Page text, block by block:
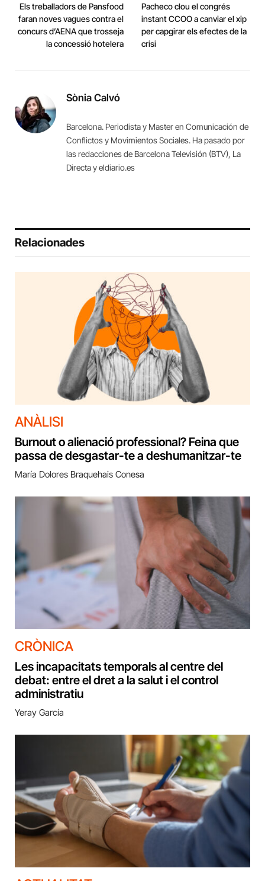
Els treballadors de Pansfood
faran noves vagues contra el
concurs d’AENA que trosseja
la concessió hotelera
Pacheco clou el congrés
instant CCOO a canviar el xip
per capgirar els efectes de la
crisi
Sònia Calvó
Barcelona. Periodista y Master en Comunicación de
Conflictos y Movimientos Sociales. Ha pasado por
las redacciones de Barcelona Televisión (BTV), La
Directa y eldiario.es
Relacionades
ANÀLISI
Burnout o alienació professional? Feina que
passa de desgastar-te a deshumanitzar-te
María Dolores Braquehais Conesa
CRÒNICA
Les incapacitats temporals al centre del
debat: entre el dret a la salut i el control
administratiu
Yeray García